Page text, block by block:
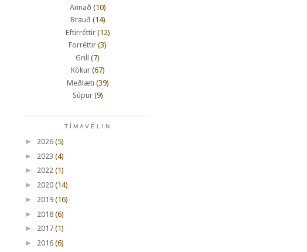
Annað (10)
Brauð (14)
Eftirréttir (12)
Forréttir (3)
Grill
(7)
Kökur (67)
Meðlæti (39)
Súpur (9)
TÍMAVÉLIN
► 2026 (5)
► 2023 (4)
► 2022 (1)
► 2020 (14)
► 2019 (16)
► 2018 (6)
► 2017 (1)
► 2016 (6)